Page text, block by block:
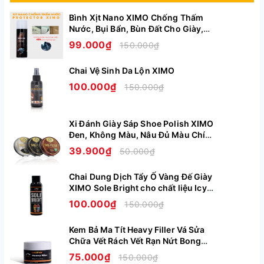
THÔNG TIN CHI TIẾT VỀ CÂY GIỮ
FORM ĐÁNH GIÀY GỖ TUYẾT TÙNG
CAO CẤP XIMO
Thương hiệu: XIMO
Chất liệu: Gỗ tuyết tùng cao cấp
Kích thước: Size đi theo từng cặp: 35-36, 37-38, 39-
40, 41-42, 43-44, 45-46
Thời hạn sử dụng: 3 năm
giày, trừ giày cao gót
Sản xuất: Trung Quốc
Xuất nhập khẩu và vận tải Poseidon logistic.
Đ/c: Đội 1, thôn Lạc Thị, xã Ngọc Hồi, huyện Thanh Trì,
Bình Xịt Nano XIMO Chống Thấm
Nước, Bụi Bẩn, Bùn Đất Cho Giày,
Túi, Áo, Mũ Nón Cao Cấp XI11
99.000₫ 150.000₫
Chai Vệ Sinh Da Lộn XIMO
100.000₫ 150.000₫
Xi Đánh Giày Sáp Shoe Polish XIMO
Đen, Không Màu, Nâu Đủ Màu Chính
Hãng XI08
39.900₫ 50.000₫
Chai Dung Dịch Tẩy Ố Vàng Đế Giày
XIMO Sole Bright cho chất liệu Icy
Cao Su Nhựa Boost XI07
100.000₫ 150.000₫
Kem Bả Ma Tít Heavy Filler Vá Sửa
Chữa Vết Rách Vết Rạn Nứt Bong
Tróc Trên Da Giày Ghế Túi Ví XIMO
75.000₫ 150.000₫